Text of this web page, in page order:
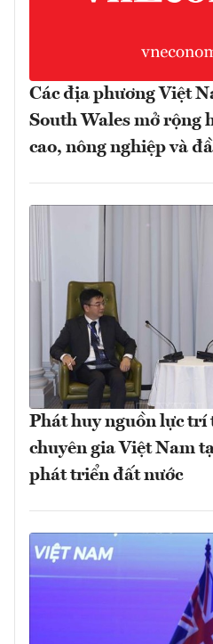
Các địa phương Việt
South Wales mở rộng
cao, nông nghiệp và
Phát huy nguồn lực trí
chuyên gia Việt Nam
phát triển đất nước